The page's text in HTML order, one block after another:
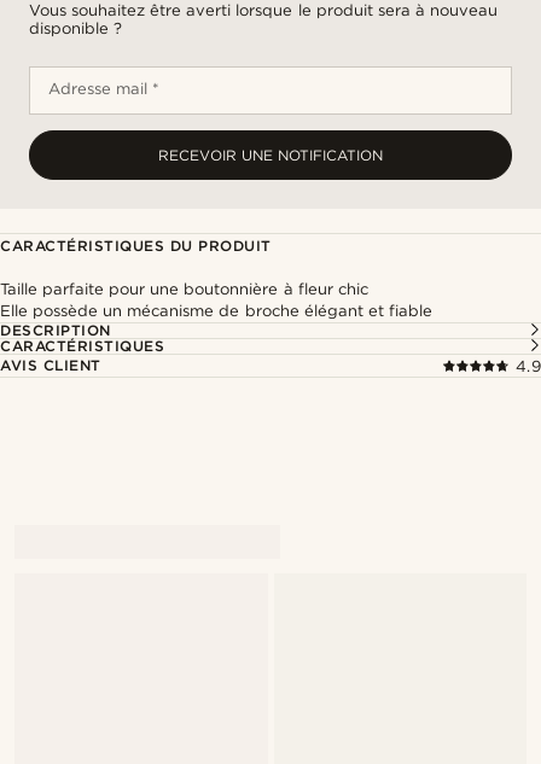
Vous souhaitez être averti lorsque le produit sera à nouveau
disponible ?
Adresse mail *
RECEVOIR UNE NOTIFICATION
CARACTÉRISTIQUES DU PRODUIT
Taille parfaite pour une boutonnière à fleur chic
Elle possède un mécanisme de broche élégant et fiable
DESCRIPTION
CARACTÉRISTIQUES
AVIS CLIENT
4.9